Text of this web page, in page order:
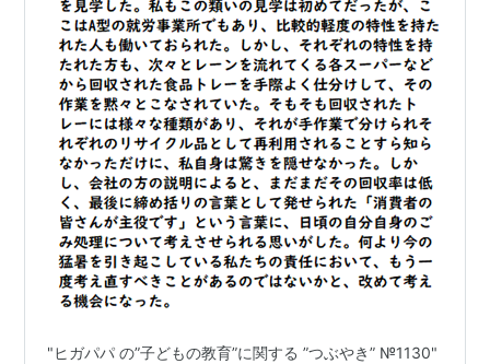
"ヒガパパ の”子どもの教育”に関する ”つぶやき” №1130"